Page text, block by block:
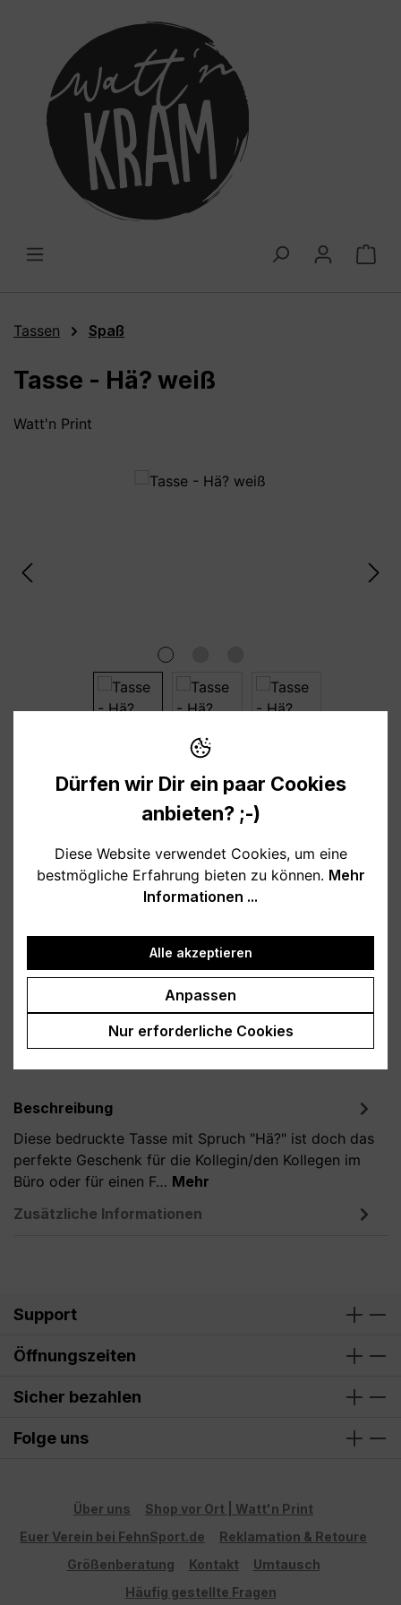
Tassen Spaß
Tasse - Hä? weiß
Watt'n Print
Bildergalerie überspringen
10,95 €
Preise inkl. MwSt. zzgl. Versandkosten
auswählen
Produkt Anzahl: Gib den gewünschten
In den Warenkorb
Produktnummer: T800101-01
Beschreibung
Diese bedruckte Tasse mit Spruch "Hä?" ist doch das
perfekte Geschenk für die Kollegin/den Kollegen im
Büro oder für einen F… Mehr
Zusätzliche Informationen
Support
Öffnungszeiten
Sicher bezahlen
Folge uns
Über uns
Shop vor Ort | Watt'n Print
Euer Verein bei FehnSport.de
Reklamation & Retoure
Größenberatung
Kontakt
Umtausch
Häufig gestellte Fragen
Dürfen wir Dir ein paar Cookies
anbieten? ;-)
Diese Website verwendet Cookies, um eine
bestmögliche Erfahrung bieten zu können. Mehr
Informationen ...
Alle akzeptieren
Anpassen
Nur erforderliche Cookies